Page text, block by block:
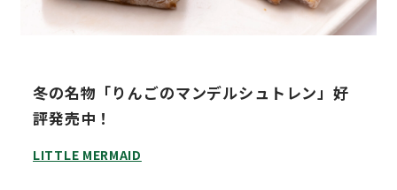
冬の名物「りんごのマンデルシュトレン」好
評発売中！
LITTLE MERMAID